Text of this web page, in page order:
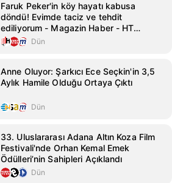
Faruk Peker'in köy hayatı kabusa
döndü! Evimde taciz ve tehdit
ediliyorum - Magazin Haber - HT
MagazinDün
Anne Oluyor: Şarkıcı Ece Seçkin'in 3,5
Aylık Hamile Olduğu Ortaya Çıktı
Dün
33. Uluslararası Adana Altın Koza Film
Festivali'nde Orhan Kemal Emek
Ödülleri’nin Sahipleri Açıklandı
Dün